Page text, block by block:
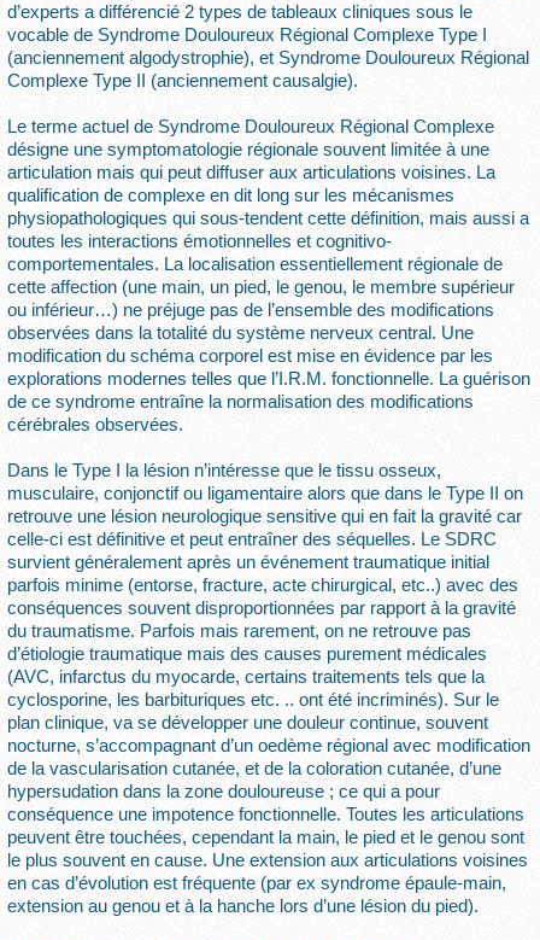
d’experts a différencié 2 types de tableaux cliniques sous le
vocable de Syndrome Douloureux Régional Complexe Type I
(anciennement algodystrophie), et Syndrome Douloureux Régional
Complexe Type II (anciennement causalgie).
Le terme actuel de Syndrome Douloureux Régional Complexe
désigne une symptomatologie régionale souvent limitée à une
articulation mais qui peut diffuser aux articulations voisines. La
qualification de complexe en dit long sur les mécanismes
physiopathologiques qui sous-tendent cette définition, mais aussi a
toutes les interactions émotionnelles et cognitivo-
comportementales. La localisation essentiellement régionale de
cette affection (une main, un pied, le genou, le membre supérieur
ou inférieur…) ne préjuge pas de l’ensemble des modifications
observées dans la totalité du système nerveux central. Une
modification du schéma corporel est mise en évidence par les
explorations modernes telles que l’I.R.M. fonctionnelle. La guérison
de ce syndrome entraîne la normalisation des modifications
cérébrales observées.
Dans le Type I la lésion n’intéresse que le tissu osseux,
musculaire, conjonctif ou ligamentaire alors que dans le Type II on
retrouve une lésion neurologique sensitive qui en fait la gravité car
celle-ci est définitive et peut entraîner des séquelles. Le SDRC
survient généralement après un événement traumatique initial
parfois minime (entorse, fracture, acte chirurgical, etc..) avec des
conséquences souvent disproportionnées par rapport à la gravité
du traumatisme. Parfois mais rarement, on ne retrouve pas
d’étiologie traumatique mais des causes purement médicales
(AVC, infarctus du myocarde, certains traitements tels que la
cyclosporine, les barbituriques etc. .. ont été incriminés). Sur le
plan clinique, va se développer une douleur continue, souvent
nocturne, s’accompagnant d’un oedème régional avec modification
de la vascularisation cutanée, et de la coloration cutanée, d’une
hypersudation dans la zone douloureuse ; ce qui a pour
conséquence une impotence fonctionnelle. Toutes les articulations
peuvent être touchées, cependant la main, le pied et le genou sont
le plus souvent en cause. Une extension aux articulations voisines
en cas d’évolution est fréquente (par ex syndrome épaule-main,
extension au genou et à la hanche lors d’une lésion du pied).